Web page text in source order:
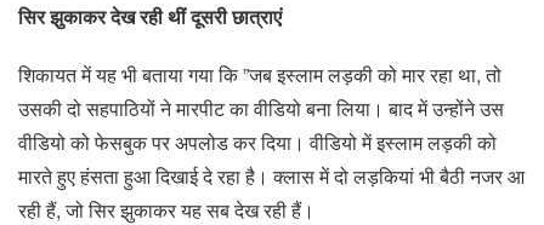
सिर झुकाकर देख रही थीं दूसरी छात्राएं
शिकायत में यह भी बताया गया कि ”जब इस्लाम लड़की को मार रहा था, तो
उसकी दो सहपाठियों ने मारपीट का वीडियो बना लिया। बाद में उन्होंने उस
वीडियो को फेसबुक पर अपलोड कर दिया। वीडियो में इस्लाम लड़की को
मारते हुए हंसता हुआ दिखाई दे रहा है। क्लास में दो लड़कियां भी बैठी नजर आ
रही हैं, जो सिर झुकाकर यह सब देख रही हैं।